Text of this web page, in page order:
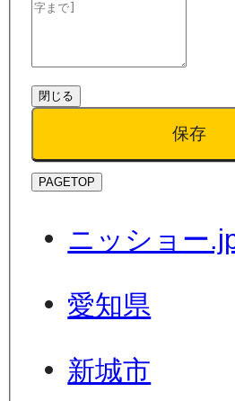
閉じる
保存
PAGETOP
ニッショー
愛知県
新城市